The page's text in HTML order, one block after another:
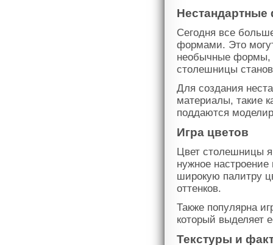
Сегодня все
формами. Это
необычные формы,
столешницы
Для создания
материалы, такие
поддаются
Игра цветов
Цвет столешницы
нужное
широкую палитру
оттенков.
Также популярна
который выделяет
Текстуры и